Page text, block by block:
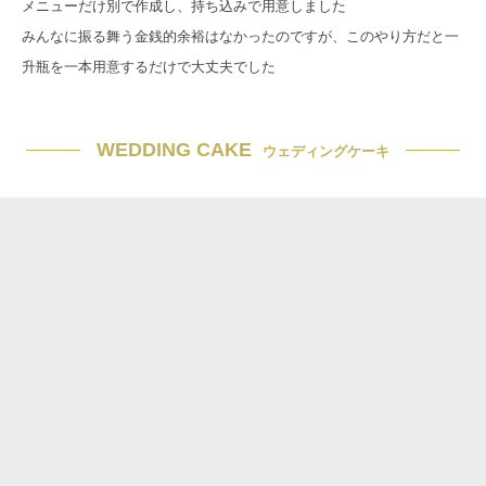
メニューだけ別で作成し、持ち込みで用意しました
みんなに振る舞う金銭的余裕はなかったのですが、このやり方だと一
升瓶を一本用意するだけで大丈夫でした
WEDDING CAKE ウェディングケーキ